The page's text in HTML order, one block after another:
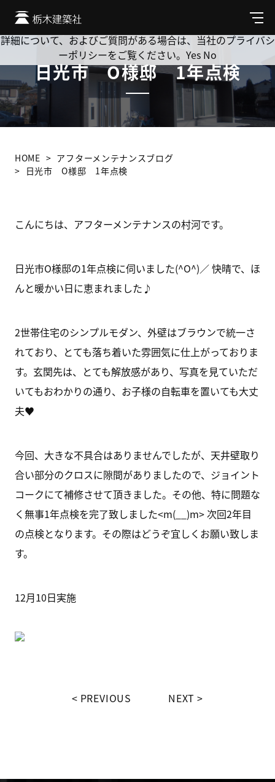
メ
ニ
ュ
日光市 O様邸 1年点検
HOME
アフターメンテナンスブログ
日光市 O様邸 1年点検
こんにちは、アフターメンテナンスの村河です。
日光市O様邸の1年点検に伺いました(^O^)／ 快晴で、ほ
んと暖かい日に恵まれました♪
2世帯住宅のシンプルモダン、外壁はブラウンで統一さ
れており、とても落ち着いた雰囲気に仕上がっておりま
す。玄関先は、とても解放感があり、写真を見ていただ
いてもおわかりの通り、お子様の自転車を置いても大丈
夫♥
今回、大きな不具合はありませんでしたが、天井壁取り
合い部分のクロスに隙間がありましたので、ジョイント
コークにて補修させて頂きました。その他、特に問題な
く無事1年点検を完了致しました<m(__)m> 次回2年目
の点検となります。その際はどうぞ宜しくお願い致しま
す。
12月10日実施
PREVIOUS NEXT
Cookie を使用して、お客様の活動を追跡してもよろしいです
か? 当社ではお客様のプライバシーを極めて重視しています。
詳細について、およびご質問がある場合は、当社のプライバシ
ーポリシーをご覧ください。 Yes No